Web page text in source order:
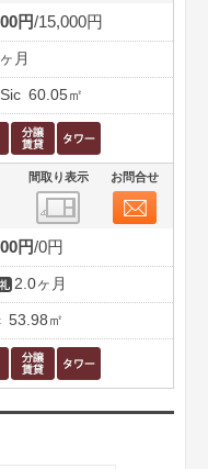
円 15,000円
月
60.05㎡
間取り表示 お問合せ
円 0円
2.0ヶ月
53.98㎡